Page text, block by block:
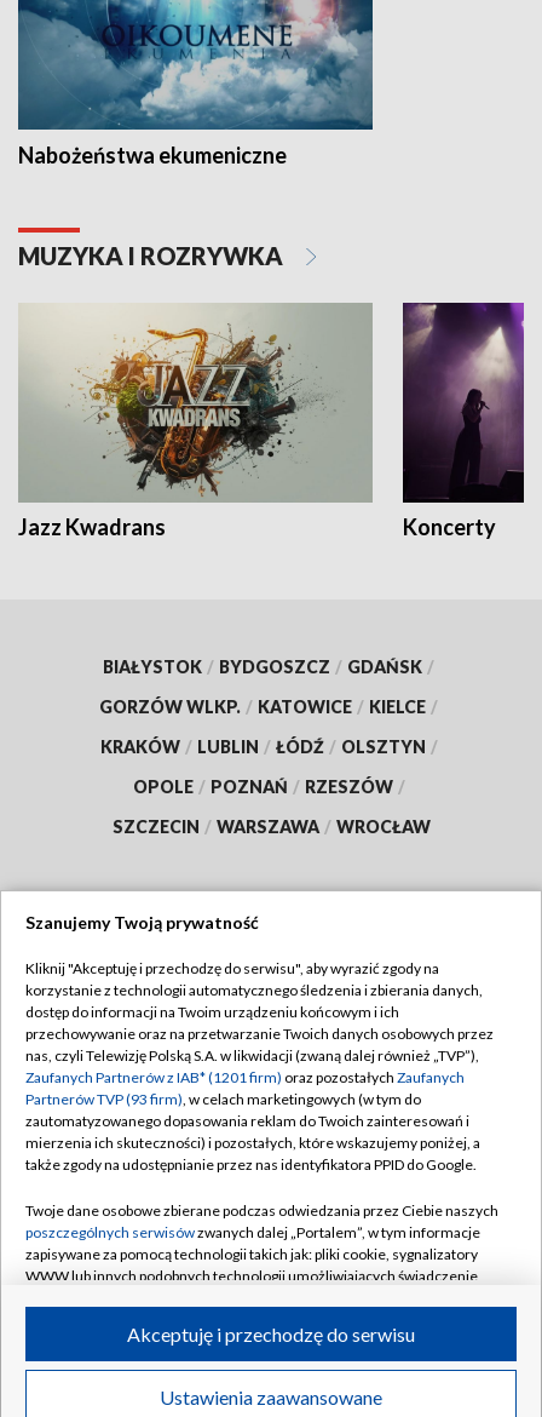
Nabożeństwa ekumeniczne
MUZYKA I ROZRYWKA
Jazz Kwadrans Koncerty
BIAŁYSTOK / BYDGOSZCZ / GDAŃSK /
GORZÓW WLKP. / KATOWICE / KIELCE /
KRAKÓW / LUBLIN / ŁÓDŹ / OLSZTYN /
OPOLE / POZNAŃ / RZESZÓW /
SZCZECIN / WARSZAWA / WROCŁAW
TVP
Abonament TVP
Emisja w TVP
Centrum informacji TVP
Naziemna Telewizja Cyfrowa
Rada Programowa
System NOS
Informacje o nadawcy
Program dla prasy
Regulamin TVP
Polityka prywatności
Moje zgody
Pomoc
Kontakt
Kanały
©2026 Telewizja Polska S.A. w likwidacji
Szanujemy Twoją prywatność
Kliknij "Akceptuję i przechodzę do serwisu", aby wyrazić zgody na
korzystanie z technologii automatycznego śledzenia i zbierania danych,
dostęp do informacji na Twoim urządzeniu końcowym i ich
przechowywanie oraz na przetwarzanie Twoich danych osobowych przez
nas, czyli Telewizję Polską S.A. w likwidacji (zwaną dalej również „TVP”),
Zaufanych Partnerów z IAB* (1201 firm) oraz pozostałych Zaufanych
Partnerów TVP (93 firm), w celach marketingowych (w tym do
zautomatyzowanego dopasowania reklam do Twoich zainteresowań i
mierzenia ich skuteczności) i pozostałych, które wskazujemy poniżej, a
także zgody na udostępnianie przez nas identyfikatora PPID do Google.
Twoje dane osobowe zbierane podczas odwiedzania przez Ciebie naszych
poszczególnych serwisówzwanych dalej „Portalem”, w tym informacje
zapisywane za pomocą technologii takich jak: pliki cookie, sygnalizatory
WWW lub innych podobnych technologii umożliwiających świadczenie
ruchu w Internecie.
Twoje dane osobowe zbierane podczas odwiedzania przez Ciebie
poszczególnych serwisówna Portalu, takie jak adresy IP, identyfikatory
Ustawienia zaawansowane
Akceptuję i przechodzę do serwisu